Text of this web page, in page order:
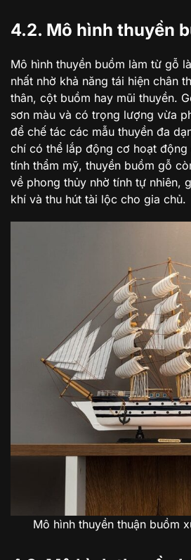
4.2. Mô hình thuyền
Mô hình thuyền buồm làm từ gỗ
nhất nhờ khả năng tái hiện chân
thân, cột buồm hay mũi thuyền.
sơn màu và có trọng lượng vừa
để chế tác các mẫu thuyền đa
chí có thể lắp động cơ hoạt
tính thẩm mỹ, thuyền buồm gỗ
về phong thủy nhờ tính tự nhiên,
khí và thu hút tài lộc cho gia chủ.
Mô hình thuyền thuận buồm